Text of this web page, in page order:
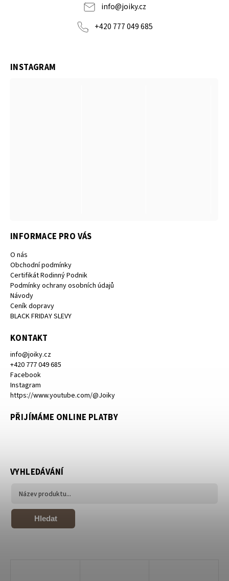
info@joiky.cz
+420 777 049 685
INFORMACE PRO VÁS
O nás
Obchodní podmínky
Certifikát Rodinný Podnik
Podmínky ochrany osobních údajů
Návody
Ceník dopravy
BLACK FRIDAY SLEVY
KONTAKT
info@joiky.cz
+420 777 049 685
Facebook
Instagram
https://www.youtube.com/@Joiky
PŘIJÍMÁME ONLINE PLATBY
INSTAGRAM
VYHLEDÁVÁNÍ
Hledat